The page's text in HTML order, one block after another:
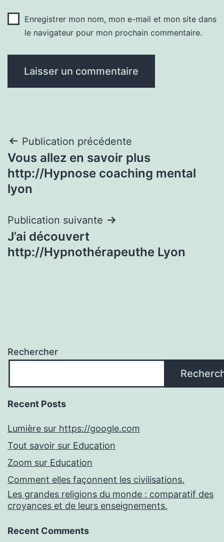
Enregistrer mon nom, mon e-mail et mon site dans
le navigateur pour mon prochain commentaire.
Navigation
de
l’article
Publication précédente
Vous allez en savoir plus
http://Hypnose coaching mental
lyon
Publication suivante
J’ai découvert
http://Hypnothérapeuthe Lyon
Rechercher
Recent Posts
Lumière sur https://google.com
Tout savoir sur Education
Zoom sur Education
Comment elles façonnent les civilisations.
Les grandes religions du monde : comparatif des
croyances et de leurs enseignements.
Recent Comments